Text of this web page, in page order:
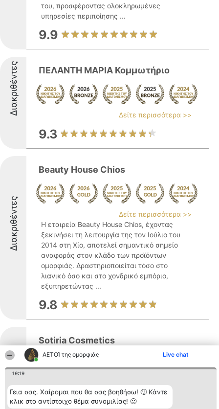
ΑΕΤΟΊ της ομορφιάς Live chat
19:19
Γεια σας. Χαίρομαι που θα σας βοηθήσω! 🙂 Κάντε
κλικ στο αντίστοιχο θέμα συνομιλίας! 🙂
του, προσφέροντας ολοκληρωμένες
υπηρεσίες περιποίησης ...
9.9
Διακριθέντες ΠΕΛΑΝΤΗ ΜΑΡΙΑ Κομμωτήριο
Δείτε περισσότερα >>
9.3
Διακριθέντες
Beauty House Chios
Δείτε περισσότερα >>
Η εταιρεία Beauty House Chios, έχοντας
ξεκινήσει τη λειτουργία της τον Ιούλιο του
2014 στη Χίο, αποτελεί σημαντικό σημείο
αναφοράς στον κλάδο των προϊόντων
ομορφιάς. Δραστηριοποιείται τόσο στο
λιανικό όσο και στο χονδρικό εμπόριο,
εξυπηρετώντας ...
9.8
Διακριθέντες
Sotiria Cosmetics
Δείτε περισσότερα >>
Η Sotiria Cosmetics λειτουργεί στη Χίο και
έχει καταξιωθεί ως σημαντικό σημείο